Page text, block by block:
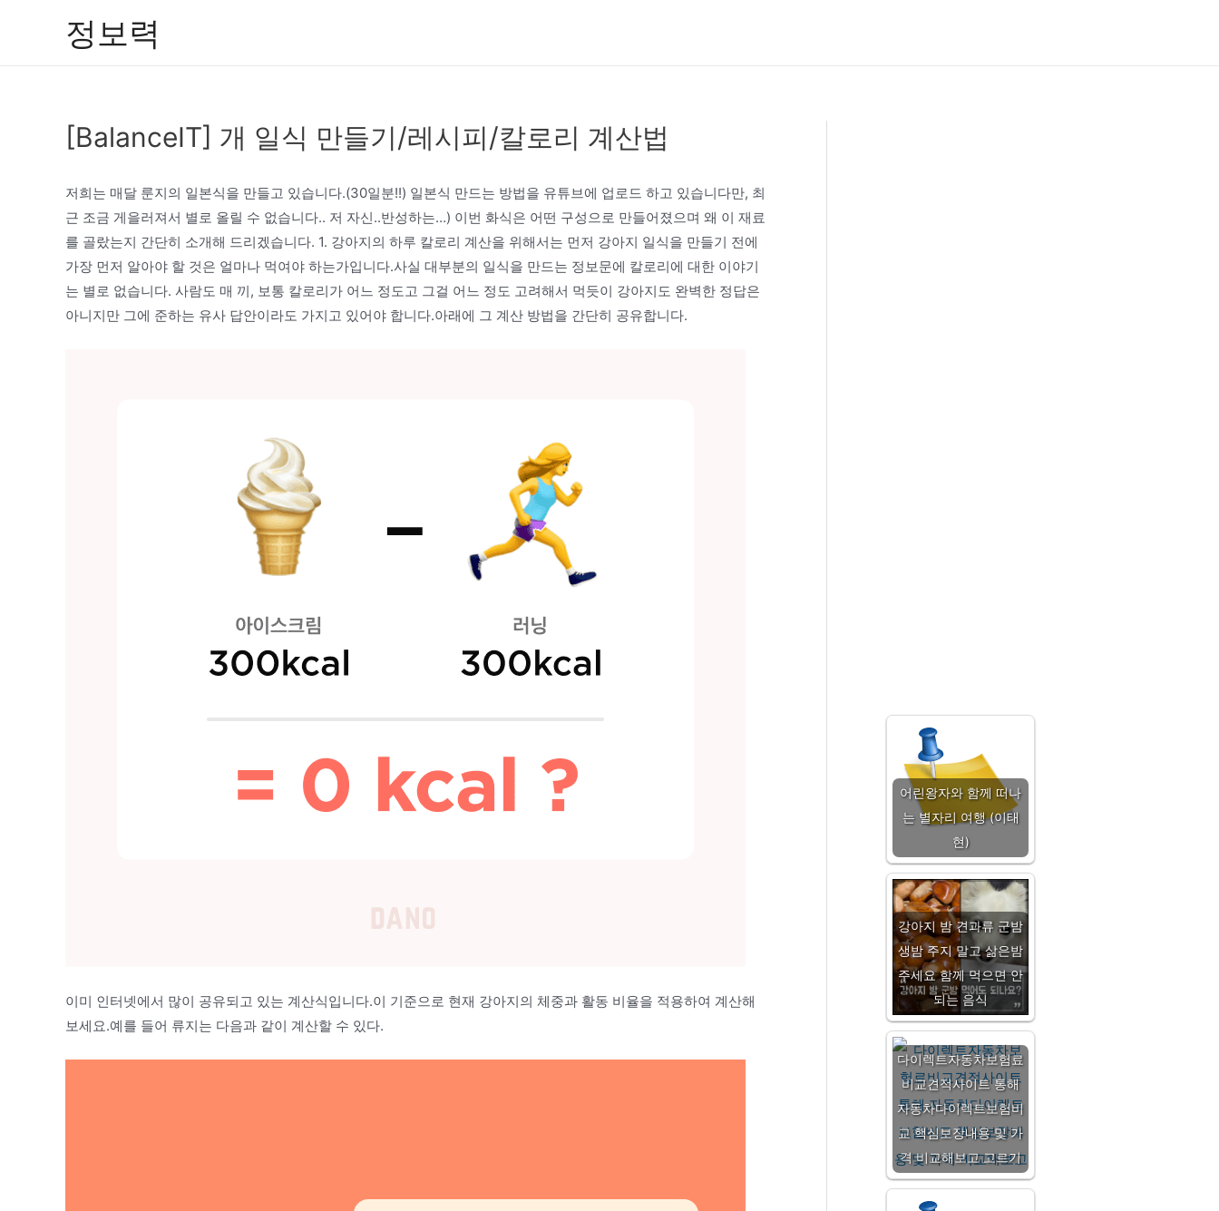
정보력
[BalanceIT] 개 일식 만들기/레시피/칼로리 계산법
저희는 매달 룬지의 일본식을 만들고 있습니다.(30일분!!) 일본식 만드는 방법을 유튜브에 업로드 하고 있습니다만, 최
근 조금 게을러져서 별로 올릴 수 없습니다.. 저 자신..반성하는…) 이번 화식은 어떤 구성으로 만들어졌으며 왜 이 재료
를 골랐는지 간단히 소개해 드리겠습니다. 1. 강아지의 하루 칼로리 계산을 위해서는 먼저 강아지 일식을 만들기 전에
가장 먼저 알아야 할 것은 얼마나 먹여야 하는가입니다.사실 대부분의 일식을 만드는 정보문에 칼로리에 대한 이야기
는 별로 없습니다. 사람도 매 끼, 보통 칼로리가 어느 정도고 그걸 어느 정도 고려해서 먹듯이 강아지도 완벽한 정답은
아니지만 그에 준하는 유사 답안이라도 가지고 있어야 합니다.아래에 그 계산 방법을 간단히 공유합니다.
이미 인터넷에서 많이 공유되고 있는 계산식입니다.이 기준으로 현재 강아지의 체중과 활동 비율을 적용하여 계산해
보세요.예를 들어 류지는 다음과 같이 계산할 수 있다.
어린왕자와 함께 떠나
는 별자리 여행 (이태
현)
강아지 밤 견과류 군밤
생밤 주지 말고 삶은밤
주세요 함께 먹으면 안
되는 음식
다이렉트자동차보험료
비교견적사이트 통해
자동차다이렉트보험비
교 핵심보장내용 및 가
격 비교해보고 고르기